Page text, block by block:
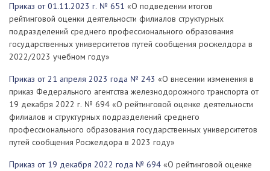
Приказ от 01.11.2023 г. № 651 «О подведении итогов
рейтинговой оценки деятельности филиалов структурных
подразделений среднего профессионального образования
государственных университетов путей сообщения росжелдора в
2022/2023 учебном году»
Приказ от 21 апреля 2023 года № 243 «О внесении изменения в
приказ Федерального агентства железнодорожного транспорта от
19 декабря 2022 г. № 694 «О рейтинговой оценке деятельности
филиалов и структурных подразделений среднего
профессионального образования государственных университетов
путей сообщения Росжелдора в 2023 году»
Приказ от 19 декабря 2022 года № 694 «О рейтинговой оценке